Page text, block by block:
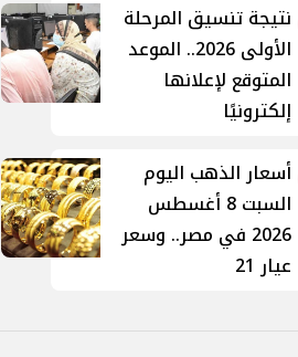
نتيجة تنسيق المرحلة
الأولى 2026.. الموعد
المتوقع لإعلانها
إلكترونيًا
أسعار الذهب اليوم
السبت 8 أغسطس
2026 في مصر.. وسعر
عيار 21